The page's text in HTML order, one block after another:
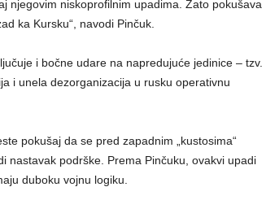
njegovim niskoprofilnim upadima. Zato pokušava
ka Kursku“, navodi Pinčuk.
i bočne udare na napredujuće jedinice – tzv.
i unela dezorganizacija u rusku operativnu
pokušaj da se pred zapadnim „kustosima“
nastavak podrške. Prema Pinčuku, ovakvi upadi
duboku vojnu logiku.